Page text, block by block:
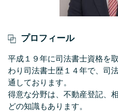
プロフィール
平成１９年に司法書士資格を
わり司法書士歴１４年で、司
通しております。
得意な分野は、不動産登記、
どの知識もあります。